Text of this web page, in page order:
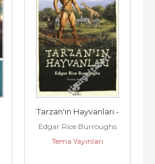
Tarzan'ın Hayvanları -
Edgar Rice Burroughs
Tema Yayınları